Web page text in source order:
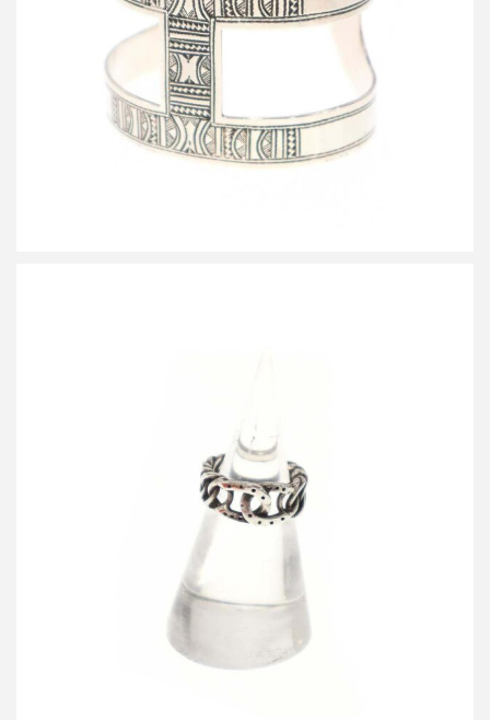
買取金額150,000円
詳しく見る
エルメス 1970’s ビンテージ ホースシューチェーンリング
買取金額50,000円
詳しく見る